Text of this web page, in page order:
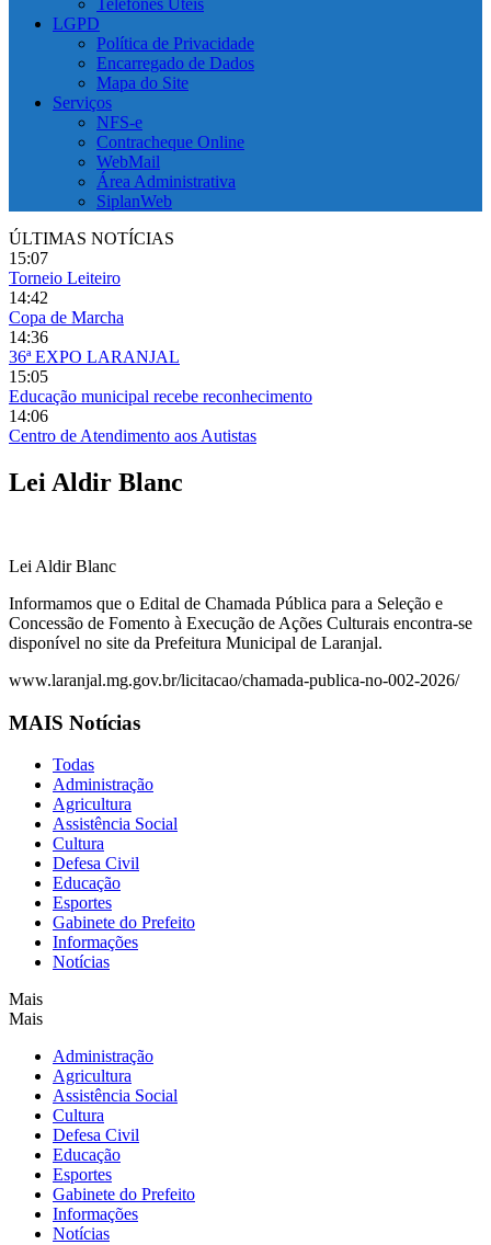
Telefones Úteis
LGPD
Política de Privacidade
Encarregado de Dados
Mapa do Site
Serviços
NFS-e
Contracheque Online
WebMail
Área Administrativa
SiplanWeb
ÚLTIMAS NOTÍCIAS
15:07
Torneio Leiteiro
14:42
Copa de Marcha
14:36
36ª EXPO LARANJAL
15:05
Educação municipal recebe reconhecimento
14:06
Centro de Atendimento aos Autistas
Lei Aldir Blanc
Lei Aldir Blanc
Informamos que o Edital de Chamada Pública para a Seleção e
Concessão de Fomento à Execução de Ações Culturais encontra-se
disponível no site da Prefeitura Municipal de Laranjal.
www.laranjal.mg.gov.br/licitacao/chamada-publica-no-002-2026/
MAIS Notícias
Todas
Administração
Agricultura
Assistência Social
Cultura
Defesa Civil
Educação
Esportes
Gabinete do Prefeito
Informações
Notícias
Mais
Mais
Administração
Agricultura
Assistência Social
Cultura
Defesa Civil
Educação
Esportes
Gabinete do Prefeito
Informações
Notícias